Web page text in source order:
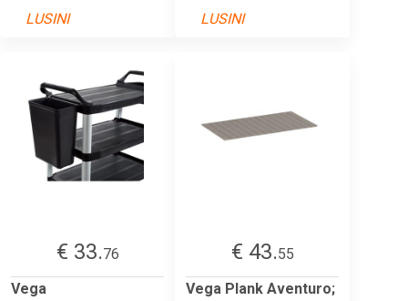
LUSINI LUSINI
€ 33.76
Vega
€ 43.55
Vega Plank Aventuro;